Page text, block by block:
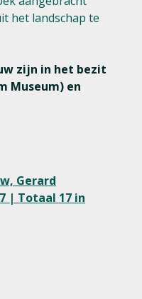
het landschap te
zijn in het bezit
Museum) en
Gerard
| Totaal 17 in